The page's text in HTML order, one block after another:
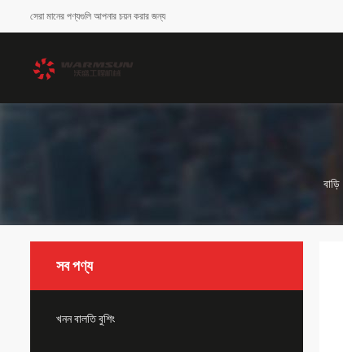
সেরা মানের পণ্যগুলি আপনার চয়ন করার জন্য
বাড়ি
সব পণ্য
খনন বালতি বুশিং